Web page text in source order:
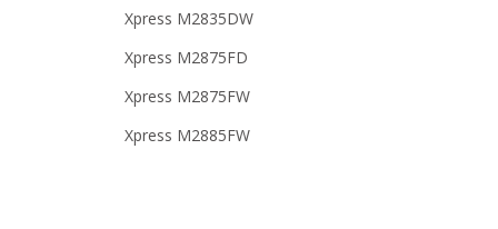
Xpress M2835DW
Xpress M2875FD
Xpress M2875FW
Xpress M2885FW